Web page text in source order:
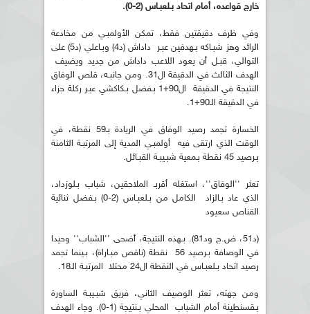
خارج قواعده، أمام اتحاد بـلعبـاس (2-0).
وفي ظرف دقيقتين فقط، تمكن الأولمبـي من مخادعة
الرائد وهز شبـاكه بـهدفين عبـر داداش (د4) وبـاعلي (د5) على
التوالي، قبـل أن يعود اللاعب داداش من جديد ويضيف
الهدف الثالث في الدقيقة ال31. ومن جانبـه، قلص الوفاق
النتيجة في الدقيقة ال90+1 بـفضل بـكاكشي عبـر ركلة جزاء
في الدقيقة الـ90+1.
الخسارة تجمد رصيد الوفاق في الريادة بـ59 نقطة، في
الوقت الذي ارتقى فيه أولمبـي المدية إلى المرتبـة الثامنة
بـرصيد 45 نقطة بـمعية شبـيبـة القبـائل.
تعثر ''الوفاق''، استغله أقربـ الملاحقين، شباب بـلوزداد،
الذي عاد بـالزاد الكامل من بـلعبـاس (2-0) بـفضل ثنائية
القناص سعيود
(د51، ض.ج ود81). بـهذه النتيجة، أضحى ''الشباب'' وحيدا
في الوصافة بـرصيد 56 نقطة (ناقص مبـاراة)، بـينما تجمد
رصيد اتحاد بـلعبـاس في النقطة ال24 محتلا المرتبـة الـ18.
ومن جهته، تعثر الوصيف الثاني، فريق شبـيبـة الساورة
بـقسنطينة أمام الشباب المحلي بـنتيجة (1-0). وجاء الهدف